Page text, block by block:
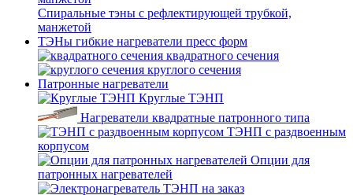
Спиральные тэны с рефлектирующей трубкой,
манжетой
ТЭНы гибкие нагреватели пресс форм
квадратного сечения
круглого сечения
Патронные нагреватели
Круглые ТЭНП
Нагреватели квадратные патронного типа
ТЭНП с раздвоенным
корпусом
Опции для
патронных нагревателей